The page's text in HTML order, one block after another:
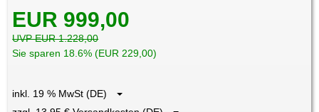
EUR 999,00
UVP EUR 1.228,00
Sie sparen 18.6% (EUR 229,00)
inkl. 19 % MwSt (DE)